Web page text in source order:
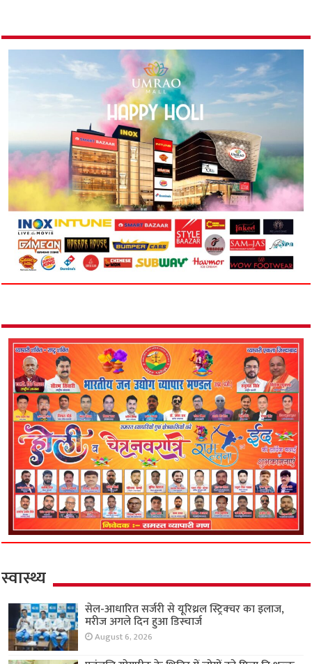
स्वास्थ्य
सेल-आधारित सर्जरी से यूरिथ्रल स्ट्रिक्चर का इलाज,
मरीज अगले दिन हुआ डिस्चार्ज
August 6, 2026